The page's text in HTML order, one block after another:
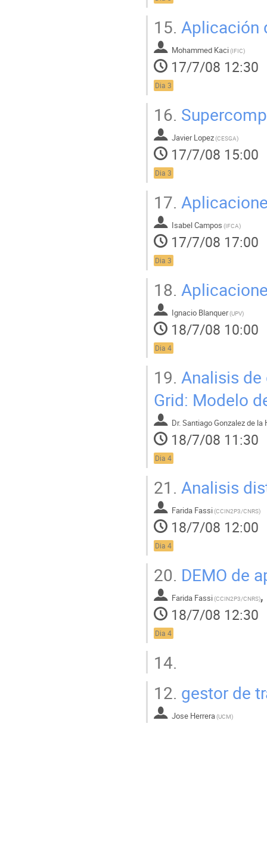
15. Aplicación
Mohammed Kaci(IFIC)
17/7/08 12:30
Dia 3
16.
Javier Lopez(CESGA)
17/7/08 15:00
Dia 3
17.
Isabel Campos (IFCA)
17/7/08 17:00
Dia 3
18.
Ignacio Blanquer(UPV)
18/7/08 10:00
Dia 4
19. Analisis
Grid: Modelo
Dr.Santiago Gonzalez de la
18/7/08 11:30
Dia 4
21. Analisis
Farida Fassi(CCIN2P3/CNRS)
18/7/08 12:00
Dia 4
20. DEMO de
Farida Fassi(CCIN2P3/CNRS),
18/7/08 12:30
Dia 4
14.
12. gestor de
Jose Herrera(UCM)